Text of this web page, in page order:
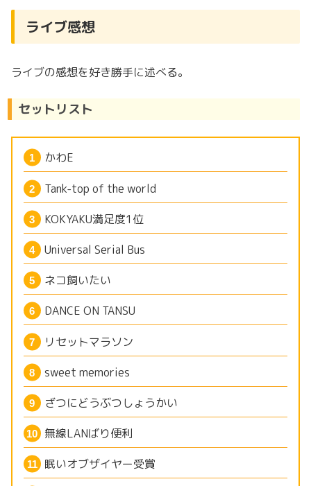
ライブ感想
ライブの感想を好き勝手に述べる。
セットリスト
かわE
Tank-top of the world
KOKYAKU満足度1位
Universal Serial Bus
ネコ飼いたい
DANCE ON TANSU
リセットマラソン
sweet memories
ざつにどうぶつしょうかい
無線LANばり便利
眠いオブザイヤー受賞